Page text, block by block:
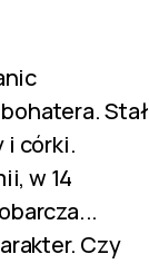
Stał
i córki.
w 14
Czy